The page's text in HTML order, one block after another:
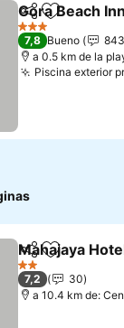
CompartirAgregar a
Gora Beach Inn
3 Estrellas
7,8 Bueno
a 0.5 km de la
Piscina exterior
CompartirAgregar a
Mahajaya
2 Estrellas
7,2
30
a 10.4 km de: